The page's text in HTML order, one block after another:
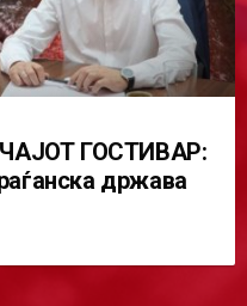
ГОСТИВАР:
држава